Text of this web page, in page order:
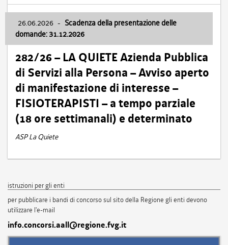
26.06.2026 - Scadenza della presentazione delle
domande: 31.12.2026
282/26 – LA QUIETE Azienda Pubblica
di Servizi alla Persona – Avviso aperto
di manifestazione di interesse –
FISIOTERAPISTI – a tempo parziale
(18 ore settimanali) e determinato
ASP La Quiete
istruzioni per gli enti
per pubblicare i bandi di concorso sul sito della Regione gli enti devono
utilizzare l'e-mail
info.concorsi.aall@regione.fvg.it